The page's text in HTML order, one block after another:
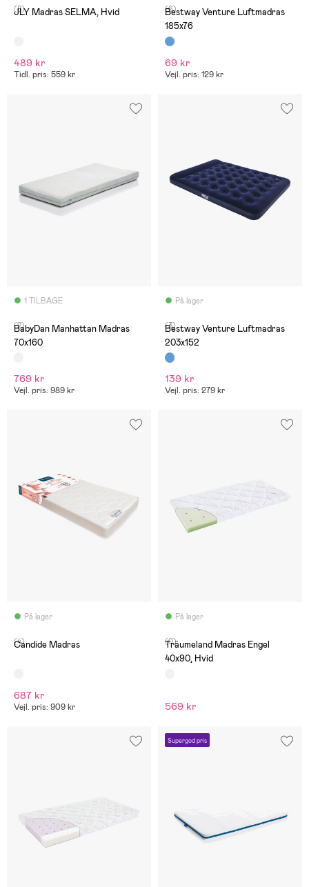
(8)
JLY Madras SELMA, Hvid
489 kr
Tidl. pris: 559 kr
(6)
Bestway Venture Luftmadras
185x76
69 kr
Vejl. pris: 129 kr
1 TILBAGE
(2)
BabyDan Manhattan Madras
70x160
769 kr
Vejl. pris: 989 kr
På lager
(3)
Bestway Venture Luftmadras
203x152
139 kr
Vejl. pris: 279 kr
På lager
(4)
Candide Madras
687 kr
Vejl. pris: 909 kr
På lager
(0)
Träumeland Madras Engel
40x90, Hvid
569 kr
Supergod pris